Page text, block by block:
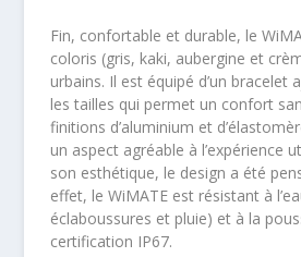
Fin, confortable et durable, le
coloris (gris, kaki, aubergine et
urbains. Il est équipé d’un bracelet
les tailles qui permet un confort
finitions d’aluminium et
un aspect agréable à l’expérience
son esthétique, le design a été
effet, le WiMATE est résistant à
éclaboussures et pluie) et à la
certification IP67.